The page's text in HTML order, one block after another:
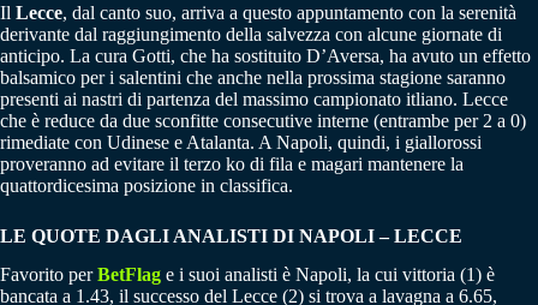
Il Lecce, dal canto suo, arriva a questo appuntamento con la serenità
derivante dal raggiungimento della salvezza con alcune giornate di
anticipo. La cura Gotti, che ha sostituito D’Aversa, ha avuto un effetto
balsamico per i salentini che anche nella prossima stagione saranno
presenti ai nastri di partenza del massimo campionato itliano. Lecce
che è reduce da due sconfitte consecutive interne (entrambe per 2 a 0)
rimediate con Udinese e Atalanta. A Napoli, quindi, i giallorossi
proveranno ad evitare il terzo ko di fila e magari mantenere la
quattordicesima posizione in classifica.
LE QUOTE DAGLI ANALISTI DI NAPOLI – LECCE
Favorito perBetFlag e i suoi analisti è Napoli, la cui vittoria (1) è
bancata a 1.43, il successo del Lecce (2) si trova a lavagna a 6.65,